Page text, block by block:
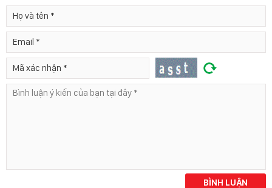
BÌNH LUẬN